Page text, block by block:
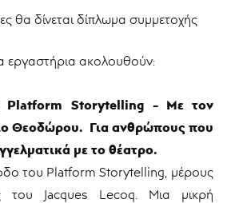
θα δίνεται δίπλωμα συμμετοχής
εργαστήρια ακολουθούν:
Platform Storytelling - Με τον
Θεοδώρου. Για ανθρώπους που
με το θέατρο.
του Platform Storytelling, μέρους
του Jacques Lecoq. Μια μικρή